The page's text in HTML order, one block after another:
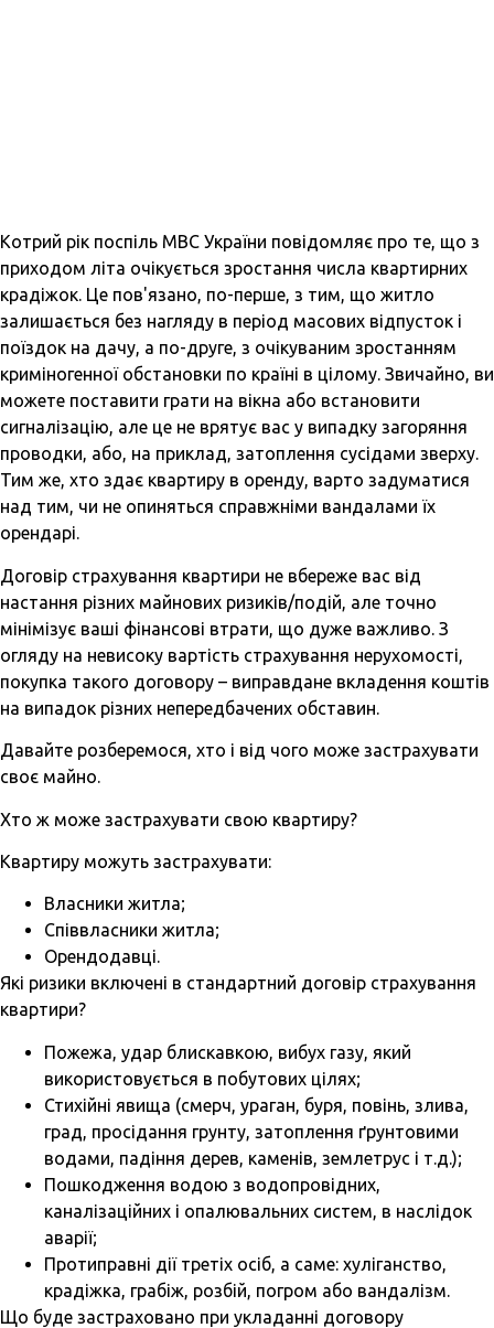
Котрий рік поспіль МВС України повідомляє про те, що з
приходом літа очікується зростання числа квартирних
крадіжок. Це пов'язано, по-перше, з тим, що житло
залишається без нагляду в період масових відпусток і
поїздок на дачу, а по-друге, з очікуваним зростанням
криміногенної обстановки по країні в цілому. Звичайно, ви
можете поставити грати на вікна або встановити
сигналізацію, але це не врятує вас у випадку загоряння
проводки, або, на приклад, затоплення сусідами зверху.
Тим же, хто здає квартиру в оренду, варто задуматися
над тим, чи не опиняться справжніми вандалами їх
орендарі.
Договір страхування квартири не вбереже вас від
настання різних майнових ризиків/подій, але точно
мінімізує ваші фінансові втрати, що дуже важливо. З
огляду на невисоку вартість страхування нерухомості,
покупка такого договору – виправдане вкладення коштів
на випадок різних непередбачених обставин.
Давайте розберемося, хто і від чого може застрахувати
своє майно.
Хто ж може застрахувати свою квартиру?
Квартиру можуть застрахувати:
Власники житла;
Співвласники житла;
Орендодавці.
Які ризики включені в стандартний договір страхування
квартири?
Пожежа, удар блискавкою, вибух газу, який
використовується в побутових цілях;
Стихійні явища (смерч, ураган, буря, повінь, злива,
град, просідання грунту, затоплення ґрунтовими
водами, падіння дерев, каменів, землетрус і т.д.);
Пошкодження водою з водопровідних,
каналізаційних і опалювальних систем, в наслідок
аварії;
Протиправні дії третіх осіб, а саме: хуліганство,
крадіжка, грабіж, розбій, погром або вандалізм.
Що буде застраховано при укладанні договору